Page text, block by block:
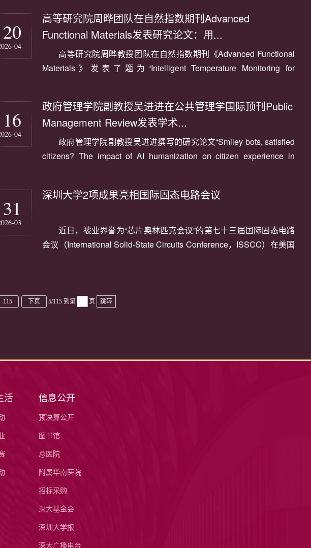
20
04
高等研究院周晔团队在自然指数期刊Advanced
Functional Materials发表研究论文：用...
高等研究院周晔教授团队在自然指数期刊《Advanced Functional
Materials》发表了题为“Intelligent Temperature Monitoring for
测的忆阻神经元。高等研究院研究生李航为第一作者，周晔...
16
04
政府管理学院副教授吴进进在公共管理学国际顶刊Public
Management Review发表学术...
政府管理学院副教授吴进进撰写的研究论文“Smiley bots, satisfied
citizens? The impact of AI humanization on citizen experience in
为第一作者单位。论文的合作者是上海交通大学国际与公...
31
03
深圳大学2项成果亮相国际固态电路会议
近日，被业界誉为“芯片奥林匹克会议”的第七十三届国际固态电路
会议（International Solid-State Circuits Conference，ISSCC）在美国
115 下页 5/115 到第 页 跳转
活 信息公开
预决算公开
图书馆
总医院
附属华南医院
招标采购
深大基金会
深圳大学报
深大广播电台